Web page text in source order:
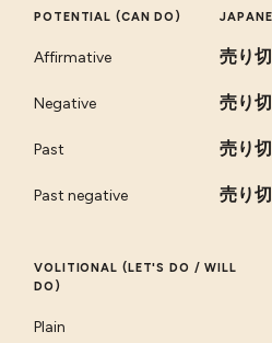
POTENTIAL (CAN DO)
Affirmative 売り
Negative 売り
Past 売り
Past negative 売り
VOLITIONAL (LET'S DO / WILL
DO)
Plain